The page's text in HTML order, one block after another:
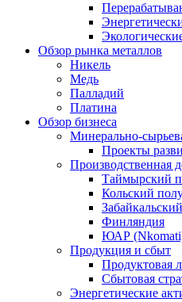
Обзор рынка металлов
Никель
Медь
Палладий
Платина
Обзор бизнеса
Минерально-
Проекты
Производственная
Таймырский
Кольский
Финляндия
ЮАР
Продукция и сбыт
Продуктовая
Сбытовая
Энергетические